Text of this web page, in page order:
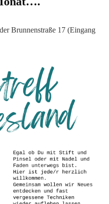
Brunnenstraße 17 (Eingang